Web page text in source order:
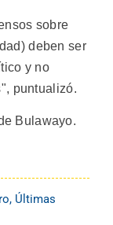
sobre
deben ser
y no
puntualizó.
Bulawayo.
, Últimas